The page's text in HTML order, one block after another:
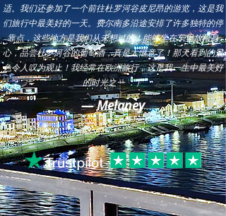
适。我们还参加了一个前往杜罗河谷皮尼昂的游览，这是我
们旅行中最美好的一天。费尔南多沿途安排了许多独特的停
靠点，这些地方是我们从未想过的！能够坐在车里放松身
心，品尝杜罗河谷的葡萄酒，真是太惬意了！那天看到的景
色令人叹为观止！我经常在欧洲旅行，这是我一生中最美好
的时光之一 ：）
— Melaney